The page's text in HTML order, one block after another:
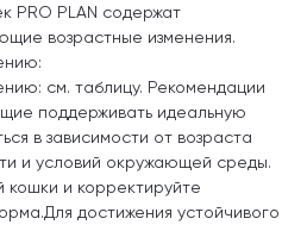
PRO PLAN содержат
возрастные изменения.
см. таблицу. Рекомендации
поддерживать идеальную
в зависимости от возраста
и условий окружающей среды.
и корректируйте
достижения устойчивого